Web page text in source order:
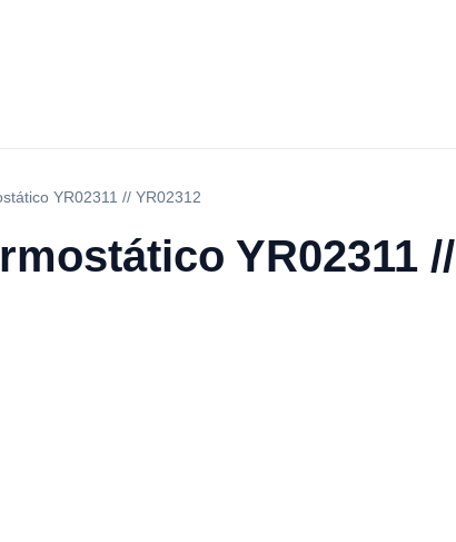
YR02311 // YR02312
YR02311 //